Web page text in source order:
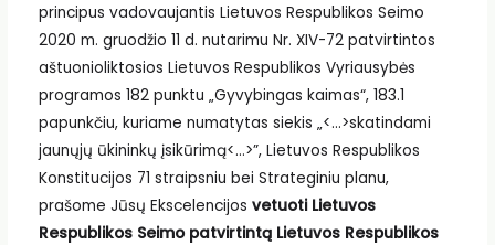
principus vadovaujantis Lietuvos Respublikos Seimo
2020 m. gruodžio 11 d. nutarimu Nr. XIV-72 patvirtintos
aštuonioliktosios Lietuvos Respublikos Vyriausybės
programos 182 punktu „Gyvybingas kaimas“, 183.1
papunkčiu, kuriame numatytas siekis „<…>skatindami
jaunųjų ūkininkų įsikūrimą<…>”, Lietuvos Respublikos
Konstitucijos 71 straipsniu bei Strateginiu planu,
prašome Jūsų Ekscelencijos vetuoti Lietuvos
Respublikos Seimo patvirtintą Lietuvos Respublikos